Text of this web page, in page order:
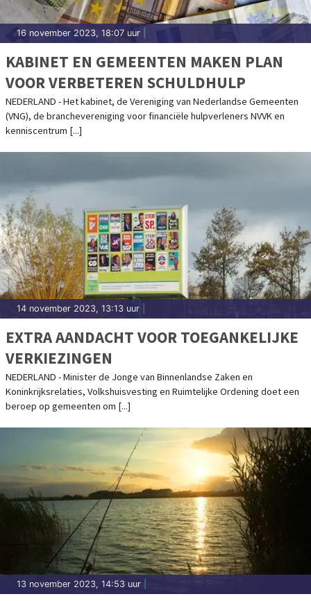
16 november 2023, 18:07 uur
KABINET EN GEMEENTEN MAKEN PLAN
VOOR VERBETEREN SCHULDHULP
NEDERLAND - Het kabinet, de Vereniging van Nederlandse Gemeenten
(VNG), de branchevereniging voor financiële hulpverleners NVVK en
kenniscentrum [...]
14 november 2023, 13:13 uur
EXTRA AANDACHT VOOR TOEGANKELIJKE
VERKIEZINGEN
NEDERLAND - Minister de Jonge van Binnenlandse Zaken en
Koninkrijksrelaties, Volkshuisvesting en Ruimtelijke Ordening doet een
beroep op gemeenten om [...]
13 november 2023, 14:53 uur